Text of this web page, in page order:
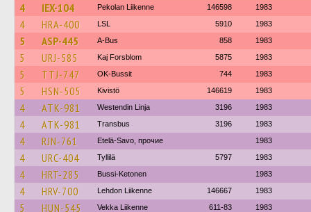
4 IEX-104 Pekolan Liikenne 146598 1983
4 HRA-400 LSL 5910 1983
5 ASP-445 A-Bus 858 1983
5 URJ-585 Kaj Forsblom 5875 1983
5 TTJ-747 OK-Bussit 744 1983
5 HSN-505 Kivistö 146619 1983
4 ATK-981 Westendin Linja 3196 1983
4 ATK-981 Transbus 3196 1983
4 RJN-761 Etelä-Savo, прочие 1983
4 URC-404 Tyllilä 5797 1983
4 HRT-285 Bussi-Ketonen 1983
4 HRV-700 Lehdon Liikenne 146667 1983
5 HUN-545 Vekka Liikenne 611-83 1983